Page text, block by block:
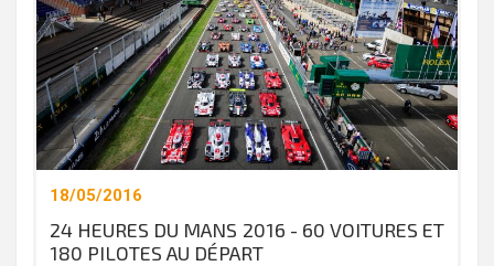
18/05/2016
24 HEURES DU MANS 2016 - 60 VOITURES ET
180 PILOTES AU DÉPART